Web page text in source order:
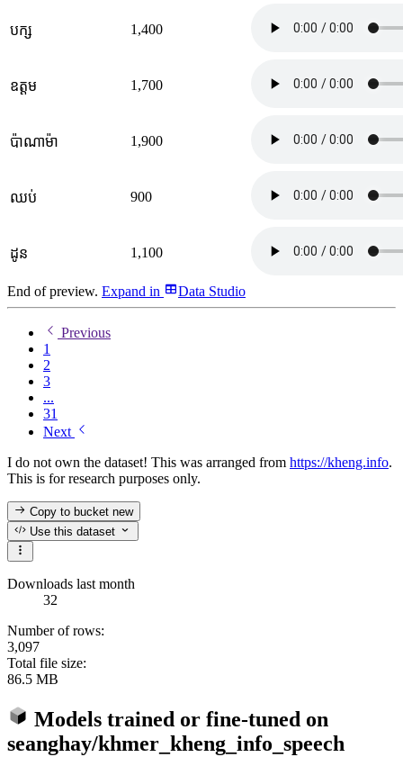
បក្ស 1,400
ឧត្ដម 1,700
ប៉ាណាម៉ា 1,900
ឈប់ 900
ដូន 1,100
End of preview. Expand in Data Studio
Previous
1
2
3
...
31
Next
I do not own the dataset! This was arranged from https://kheng.info.
This is for research purposes only.
Copy to bucketnew
Use this dataset
Downloads last month
32
Number of rows:
3,097
Total file size:
86.5 MB
Models trained or fine-tuned on
seanghay/khmer_kheng_info_speech